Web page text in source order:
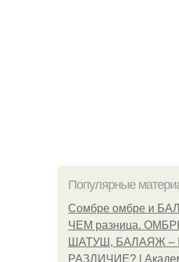
Популярные
Сомбре омбре и
ЧЕМ разница.
ШАТУШ, БАЛАЯЖ –
РАЗЛИЧИЕ? |